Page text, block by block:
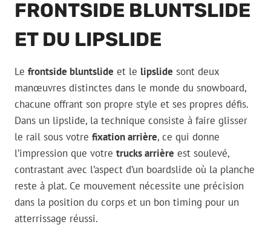
FRONTSIDE BLUNTSLIDE
ET DU LIPSLIDE
Le frontside bluntslide et le lipslide sont deux
manœuvres distinctes dans le monde du snowboard,
chacune offrant son propre style et ses propres défis.
Dans un lipslide, la technique consiste à faire glisser
le rail sous votre fixation arrière, ce qui donne
l’impression que votre trucks arrière est soulevé,
contrastant avec l’aspect d’un boardslide où la planche
reste à plat. Ce mouvement nécessite une précision
dans la position du corps et un bon timing pour un
atterrissage réussi.